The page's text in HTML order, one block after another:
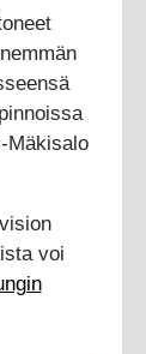
Mäkisalo
voi